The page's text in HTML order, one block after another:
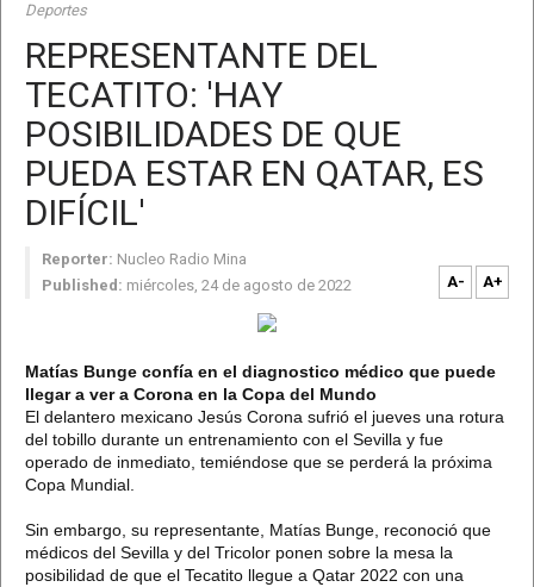
Deportes
REPRESENTANTE DEL
TECATITO: 'HAY
POSIBILIDADES DE QUE
PUEDA ESTAR EN QATAR, ES
DIFÍCIL'
Reporter: Nucleo Radio Mina
Published: miércoles, 24 de agosto de 2022 A- A+
Matías Bunge confía en el diagnostico médico que puede
llegar a ver a Corona en la Copa del Mundo
El delantero mexicano Jesús Corona sufrió el jueves una rotura
del tobillo durante un entrenamiento con el Sevilla y fue
operado de inmediato, temiéndose que se perderá la próxima
Copa Mundial.
Sin embargo, su representante, Matías Bunge, reconoció que
médicos del Sevilla y del Tricolor ponen sobre la mesa la
posibilidad de que el Tecatito llegue a Qatar 2022 con una